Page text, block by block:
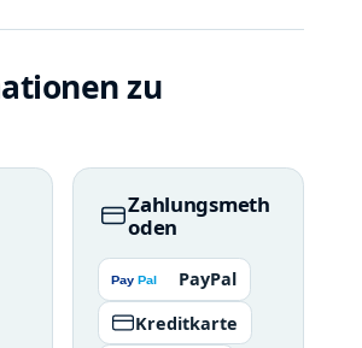
zu
Zahlungsmeth
oden
PayPal
Kreditkarte